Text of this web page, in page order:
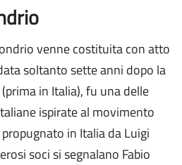
venne costituita con atto
soltanto sette anni dopo la
in Italia), fu una delle
ispirate al movimento
in Italia da Luigi
soci si segnalano Fabio